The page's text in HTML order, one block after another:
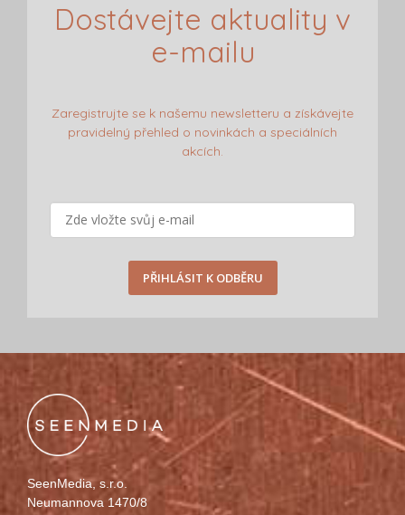
Dostávejte aktuality v
e-mailu
Zaregistrujte se k našemu newsletteru a získávejte
pravidelný přehled o novinkách a speciálních
akcích.
PŘIHLÁSIT K ODBĚRU
SeenMedia, s.r.o.
Neumannova 1470/8